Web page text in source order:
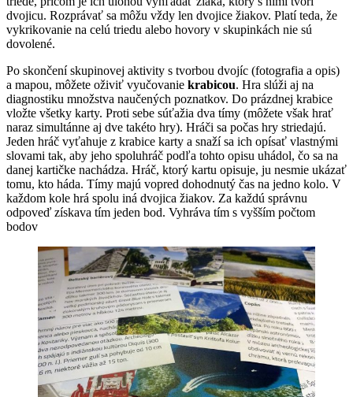
dvojicu. Rozprávať sa môžu vždy len dvojice žiakov. Platí teda, že
vykrikovanie na celú triedu alebo hovory v skupinkách nie sú
dovolené.
Po skončení skupinovej aktivity s tvorbou dvojíc (fotografia a opis)
a mapou, môžete oživiť vyučovanie krabicou. Hra slúži aj na
diagnostiku množstva naučených poznatkov. Do prázdnej krabice
vložte všetky karty. Proti sebe súťažia dva tímy (môžete však hrať
naraz simultánne aj dve takéto hry). Hráči sa počas hry striedajú.
Jeden hráč vyťahuje z krabice karty a snaží sa ich opísať vlastnými
slovami tak, aby jeho spoluhráč podľa tohto opisu uhádol, čo sa na
danej kartičke nachádza. Hráč, ktorý kartu opisuje, ju nesmie ukázať
tomu, kto háda. Tímy majú vopred dohodnutý čas na jedno kolo. V
každom kole hrá spolu iná dvojica žiakov. Za každú správnu
odpoveď získava tím jeden bod. Vyhráva tím s vyšším počtom
bodov